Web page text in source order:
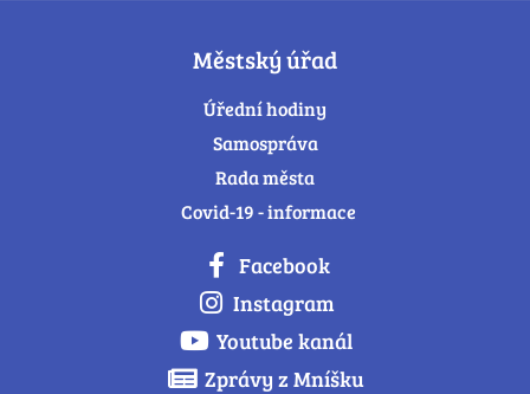
Městský úřad
Úřední hodiny
Samospráva
Rada města
Covid-19 - informace
Facebook
Instagram
Youtube kanál
Zprávy z Mníšku